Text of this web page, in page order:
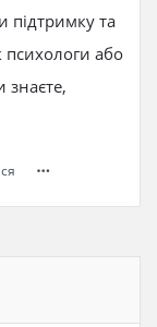
та
психологи або
знаєте,